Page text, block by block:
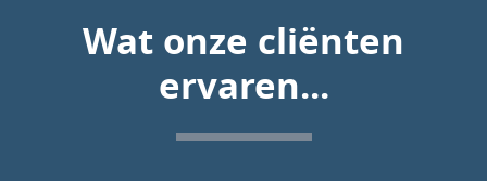
Wat onze cliënten
ervaren...